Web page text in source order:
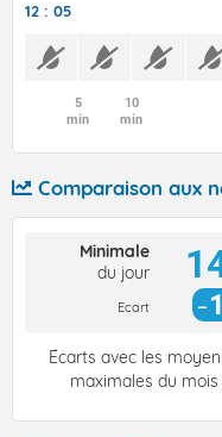
12 : 05
5
min
10
min
Comparaison aux
Minimale
du jour
Ecart
Écarts avec les
maximales du mois